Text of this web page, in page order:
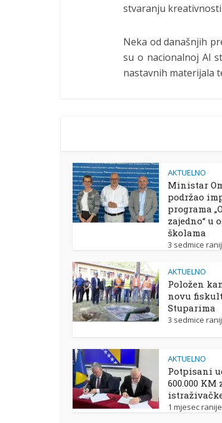
stvaranju
Neka od današnjih
su o nacionalnoj AI
nastavnih materijala
AKTUELNO
Ministar
podržao
programa
zajedno“ u
školama
3 sedmice
AKTUELNO
Položen
novu
Stuparima
3 sedmice
AKTUELNO
Potpisani
600.000
1 mjesec ranije